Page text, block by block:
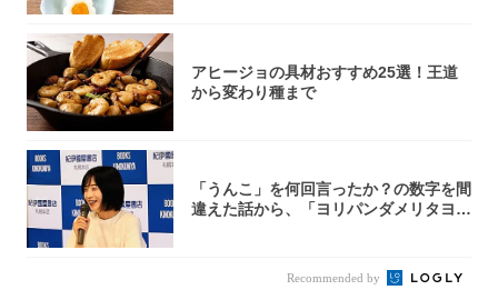
アヒージョの具材おすすめ25選！王道
から変わり種まで
「うんこ」を何回言ったか？の数字を間
違えた話から、「ヨリパンダメリタヨコ
Recommended by